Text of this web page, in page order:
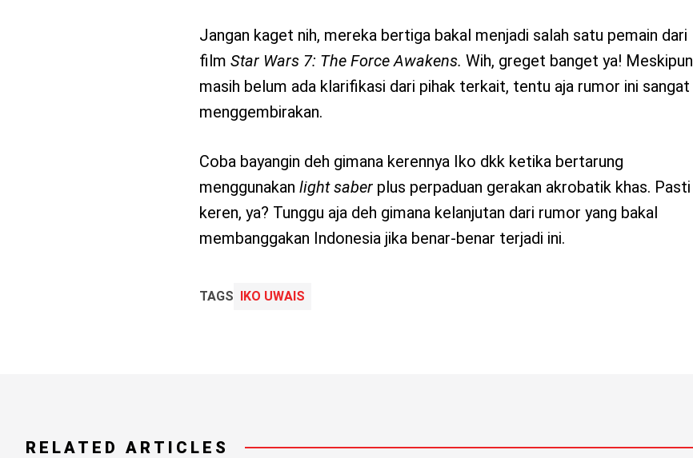
Jangan kaget nih, mereka bertiga bakal menjadi salah satu pemain dari
film Star Wars 7: The Force Awakens. Wih, greget banget ya! Meskipun
masih belum ada klarifikasi dari pihak terkait, tentu aja rumor ini sangat
menggembirakan.
Coba bayangin deh gimana kerennya Iko dkk ketika bertarung
menggunakan light saberplus perpaduan gerakan akrobatik khas. Pasti
keren, ya? Tunggu aja deh gimana kelanjutan dari rumor yang bakal
membanggakan Indonesia jika benar-benar terjadi ini.
TAGS IKO UWAIS
RELATED ARTICLES